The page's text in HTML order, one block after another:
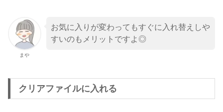
まや
お気に入りが変わってもすぐに入れ替えしや
すいのもメリットですよ◎
クリアファイルに入れる